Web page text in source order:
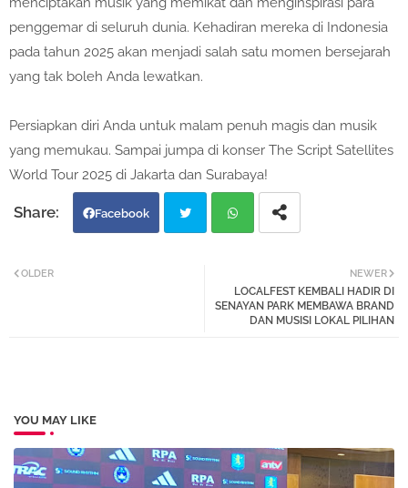
penggemar di seluruh dunia. Kehadiran mereka di Indonesia
pada tahun 2025 akan menjadi salah satu momen bersejarah
yang tak boleh Anda lewatkan.
Persiapkan diri Anda untuk malam penuh magis dan musik
yang memukau. Sampai jumpa di konser The Script Satellites
World Tour 2025 di Jakarta dan Surabaya!
Facebook
atsa
NEWER
LOCALFEST KEMBALI HADIR DI
SENAYAN PARK MEMBAWA BRAND
DAN MUSISI LOKAL PILIHAN
OLDER
YOU MAY LIKE